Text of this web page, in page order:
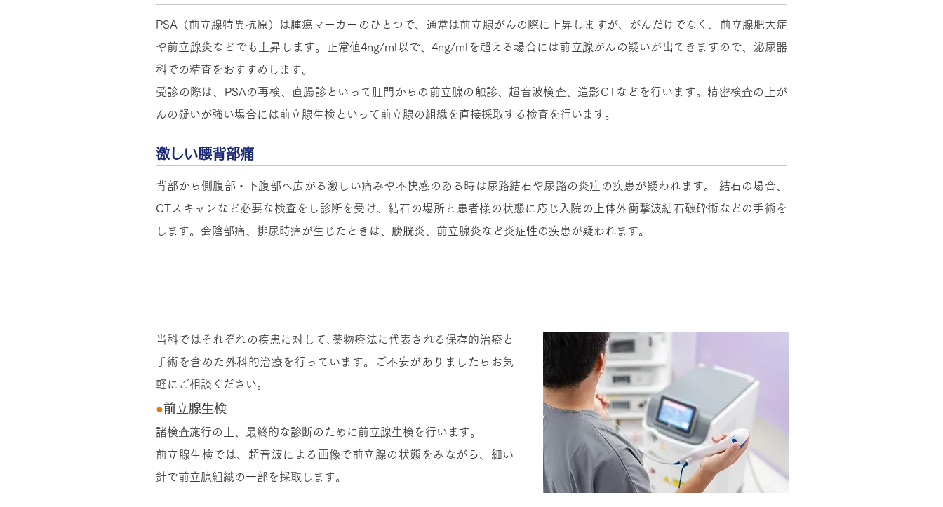
PSA（前立腺特異抗原）は腫瘍マーカーのひとつで、通常は前立腺がんの際に上昇しますが、がんだけでなく、前立腺肥大症
や前立腺炎などでも上昇します。正常値4ng/ml以で、4ng/mlを超える場合には前立腺がんの疑いが出てきますので、泌尿器
科での精査をおすすめします。
受診の際は、PSAの再検、直腸診といって肛門からの前立腺の触診、超音波検査、造影CTなどを行います。精密検査の上が
んの疑いが強い場合には前立腺生検といって前立腺の組織を直接採取する検査を行います。
激しい腰背部痛
背部から側腹部・下腹部へ広がる激しい痛みや不快感のある時は尿路結石や尿路の炎症の疾患が疑われます。 結石の場合、
CTスキャンなど必要な検査をし診断を受け、結石の場所と患者様の状態に応じ入院の上体外衝撃波結石破砕術などの手術を
します。会陰部痛、排尿時痛が生じたときは、膀胱炎、前立腺炎など炎症性の疾患が疑われます。
激しい腰背部痛
背部から側腹部・下腹部へ広がる激しい痛みや不快感のある時は尿路結石や尿路の炎症の疾患が疑われます。 結石の場合、
CTスキャンなど必要な検査をし診断を受け、結石の場所と患者様の状態に応じ入院の上体外衝撃波結石破砕術などの手術を
します。会陰部痛、排尿時痛が生じたときは、膀胱炎、前立腺炎など炎症性の疾患が疑われます。
当科ではそれぞれの疾患に対して､薬物療法に代表される保存的治療と
手術を含めた外科的治療を行っています。ご不安がありましたらお気
軽にご相談ください。
●前立腺生検
諸検査施行の上、最終的な診断のために前立腺生検を行います。
前立腺生検では、超音波による画像で前立腺の状態をみながら、細い
針で前立腺組織の一部を採取します。